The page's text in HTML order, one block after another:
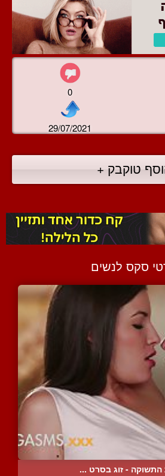
0
29/07/2021
טוקבק +
סקס לנשים
התשוקה - זוג בסרט ...